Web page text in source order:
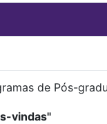
de Pós-
vindas"